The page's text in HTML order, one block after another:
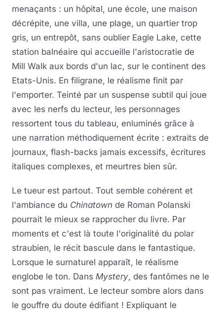
menaçants : un hôpital, une école, une maison
décrépite, une villa, une plage, un quartier trop
gris, un entrepôt, sans oublier Eagle Lake, cette
station balnéaire qui accueille l'aristocratie de
Mill Walk aux bords d'un lac, sur le continent des
Etats-Unis. En filigrane, le réalisme finit par
l'emporter. Teinté par un suspense subtil qui joue
avec les nerfs du lecteur, les personnages
ressortent tous du tableau, enluminés grâce à
une narration méthodiquement écrite : extraits de
journaux, flash-backs jamais excessifs, écritures
italiques complexes, et meurtres bien sûr.
Le tueur est partout. Tout semble cohérent et
l'ambiance du Chinatown de Roman Polanski
pourrait le mieux se rapprocher du livre. Par
moments et c'est là toute l'originalité du polar
straubien, le récit bascule dans le fantastique.
Lorsque le surnaturel apparaît, le réalisme
englobe le ton. Dans Mystery, des fantômes ne le
sont pas vraiment. Le lecteur sombre alors dans
le gouffre du doute édifiant ! Expliquant le